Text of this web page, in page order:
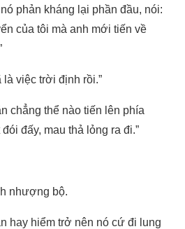
phản kháng lại phần đầu, nói:
của tôi mà anh mới tiến về
việc trời định rồi.”
chẳng thể nào tiến lên phía
đấy, mau thả lỏng ra đi.”
nhượng bộ.
hay hiểm trở nên nó cứ đi lung